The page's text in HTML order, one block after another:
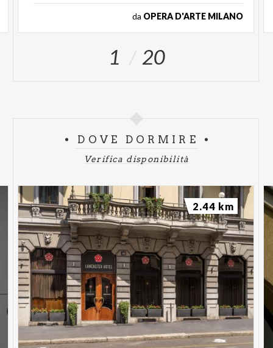
da OPERA D'ARTE MILANO
1 20
DOVE DORMIRE
Verifica disponibilità
2.44 km